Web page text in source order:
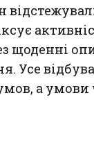
щоденні
Усе
а умови